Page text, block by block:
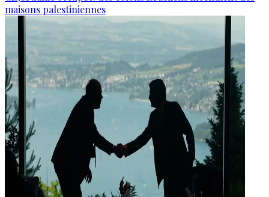
maisons palestiniennes